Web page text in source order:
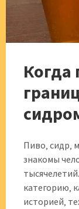
Когда
Пиво‚ сидр‚
знакомы
категорию‚
историей‚